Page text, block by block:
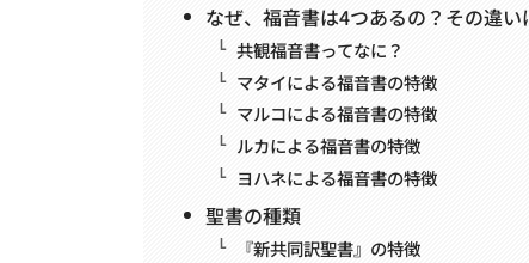
なぜ、福音書は4つあるの？その違い
共観福音書ってなに？
マタイによる福音書の特徴
マルコによる福音書の特徴
ルカによる福音書の特徴
ヨハネによる福音書の特徴
聖書の種類
『新共同訳聖書』の特徴